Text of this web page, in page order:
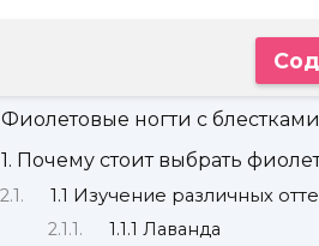
Фиолетовые ногти с
1. Почему стоит выбрать
1.1 Изучение различных
1.1.1 Лаванда